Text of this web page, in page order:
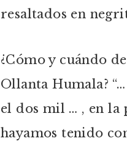
resaltados en
¿Cómo y cuándo
Ollanta Humala?
el dos mil … , en la
hayamos tenido